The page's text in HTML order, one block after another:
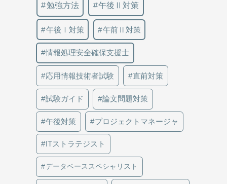
勉強方法 午後Ⅱ対策
午後Ⅰ対策 午前Ⅱ対策
情報処理安全確保支援士
応用情報技術者試験 直前対策
試験ガイド 論文問題対策
午後対策 プロジェクトマネージャ
ITストラテジスト
データベーススペシャリスト